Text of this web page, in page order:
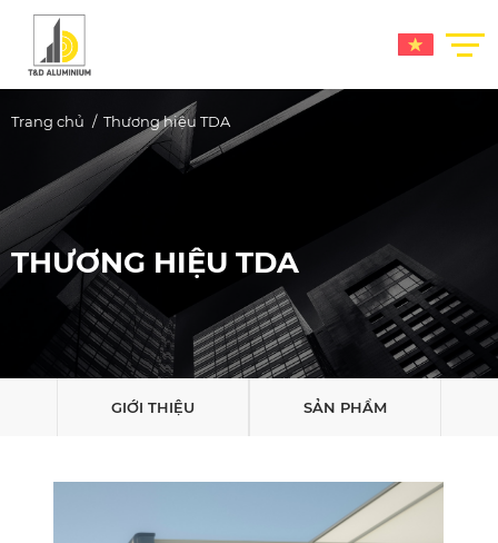
Trang chủ Thương hiệu TDA
THƯƠNG HIỆU TDA
GIỚI THIỆU SẢN PHẨM